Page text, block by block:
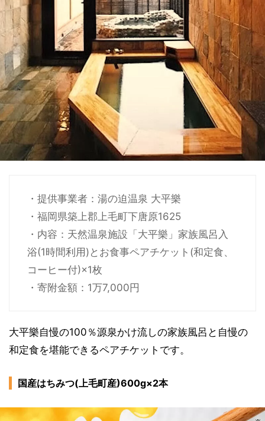
・提供事業者：湯の迫温泉 大平樂
・福岡県築上郡上毛町下唐原1625
・内容：天然温泉施設「大平樂」家族風呂入
浴(1時間利用)とお食事ペアチケット(和定食、
コーヒー付)×1枚
・寄附金額：1万7,000円
大平樂自慢の100％源泉かけ流しの家族風呂と自慢の
和定食を堪能できるペアチケットです。
国産はちみつ(上毛町産)600g×2本